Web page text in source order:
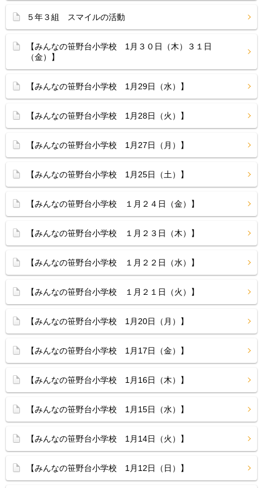
５年３組 スマイルの活動
【みんなの笹野台小学校 1月３０日（木）３１日
（金）】
【みんなの笹野台小学校 1月29日（水）】
【みんなの笹野台小学校 1月28日（火）】
【みんなの笹野台小学校 1月27日（月）】
【みんなの笹野台小学校 1月25日（土）】
【みんなの笹野台小学校 １月２４日（金）】
【みんなの笹野台小学校 １月２３日（木）】
【みんなの笹野台小学校 １月２２日（水）】
【みんなの笹野台小学校 １月２１日（火）】
【みんなの笹野台小学校 1月20日（月）】
【みんなの笹野台小学校 1月17日（金）】
【みんなの笹野台小学校 1月16日（木）】
【みんなの笹野台小学校 1月15日（水）】
【みんなの笹野台小学校 1月14日（火）】
【みんなの笹野台小学校 1月12日（日）】